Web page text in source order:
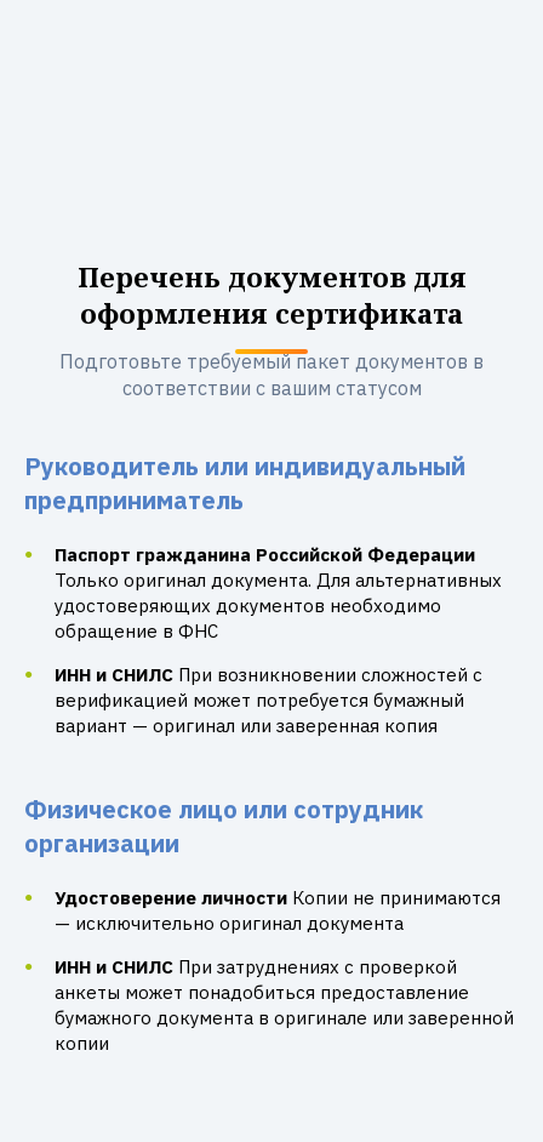
Перечень документов для
оформления сертификата
Подготовьте требуемый пакет документов в
соответствии с вашим статусом
Руководитель или индивидуальный
предприниматель
Паспорт гражданина Российской Федерации
Только оригинал документа. Для альтернативных
удостоверяющих документов необходимо
обращение в ФНС
ИНН и СНИЛС При возникновении сложностей с
верификацией может потребуется бумажный
вариант — оригинал или заверенная копия
Физическое лицо или сотрудник
организации
Удостоверение личности Копии не принимаются
— исключительно оригинал документа
ИНН и СНИЛС При затруднениях с проверкой
анкеты может понадобиться предоставление
бумажного документа в оригинале или заверенной
копии